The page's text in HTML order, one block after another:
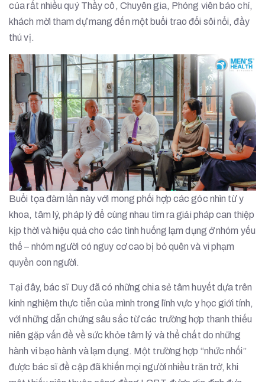
của rất nhiều quý Thầy cô, Chuyên gia, Phóng viên báo chí,
khách mời tham dự mang đến một buổi trao đổi sôi nổi, đầy
thú vị.
Buổi tọa đàm lần này với mong phối hợp các góc nhìn từ y
khoa, tâm lý, pháp lý để cùng nhau tìm ra giải pháp can thiệp
kịp thời và hiệu quả cho các tình huống lạm dụng ở nhóm yếu
thế – nhóm người có nguy cơ cao bị bỏ quên và vi phạm
quyền con người.
Tại đây, bác sĩ Duy đã có những chia sẻ tâm huyết dựa trên
kinh nghiệm thực tiễn của mình trong lĩnh vực y học giới tính,
với những dẫn chứng sâu sắc từ các trường hợp thanh thiếu
niên gặp vấn đề về sức khỏe tâm lý và thể chất do những
hành vi bạo hành và lạm dụng. Một trường hợp “nhức nhối”
được bác sĩ đề cập đã khiến mọi người nhiều trăn trở, khi